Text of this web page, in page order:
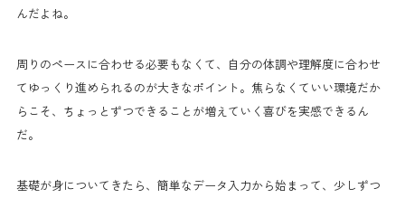
んだよね。
周りのペースに合わせる必要もなくて、自分の体調や理解度に合わせ
てゆっくり進められるのが大きなポイント。焦らなくていい環境だか
らこそ、ちょっとずつできることが増えていく喜びを実感できるん
だ。
基礎が身についてきたら、簡単なデータ入力から始まって、少しずつ